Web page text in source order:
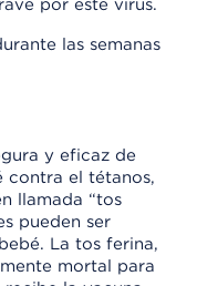
por este virus.
las semanas
y eficaz de
contra el tétanos,
llamada “tos
pueden ser
La tos ferina,
mortal para